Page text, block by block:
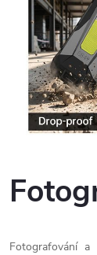
Fotografování